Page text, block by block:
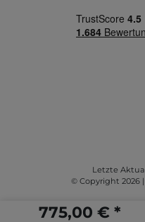
775,00 € *
Letzte
© Copyright 2026